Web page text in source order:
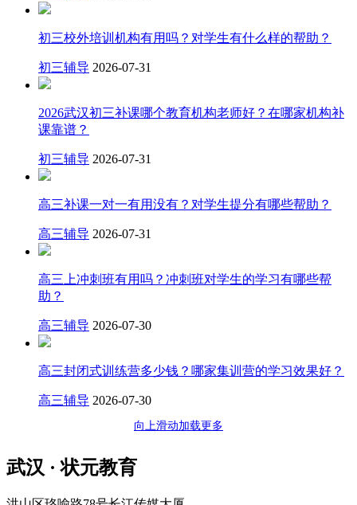
初三校外培训机构有用吗？对学生有什么样的帮助？
初三辅导 2026-07-31
2026武汉初三补课哪个教育机构老师好？在哪家机构补
课靠谱？
初三辅导 2026-07-31
高三补课一对一有用没有？对学生提分有哪些帮助？
高三辅导 2026-07-31
高三上冲刺班有用吗？冲刺班对学生的学习有哪些帮
助？
高三辅导 2026-07-30
高三封闭式训练营多少钱？哪家集训营的学习效果好？
高三辅导 2026-07-30
向上滑动加载更多
武汉 · 状元教育